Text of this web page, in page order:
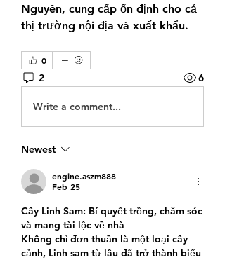
Nguyên, cung cấp ổn định cho cả
thị trường nội địa và xuất khẩu.
0
2 6
Write a comment...
Newest
engine.aszm888
Feb 25
Cây Linh Sam: Bí quyết trồng, chăm sóc
và mang tài lộc về nhà
Không chỉ đơn thuần là một loại cây
cảnh, Linh sam từ lâu đã trở thành biểu